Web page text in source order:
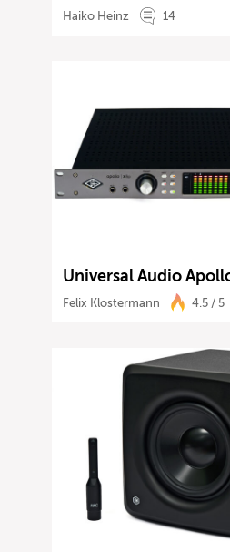
Haiko Heinz 14
Universal Audio
Felix Klostermann 4.5 / 5